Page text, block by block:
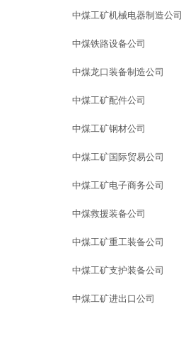
中煤工矿机械电器制造公司
中煤铁路设备公司
中煤龙口装备制造公司
中煤工矿配件公司
中煤工矿钢材公司
中煤工矿国际贸易公司
中煤工矿电子商务公司
中煤救援装备公司
中煤工矿重工装备公司
中煤工矿支护装备公司
中煤工矿进出口公司